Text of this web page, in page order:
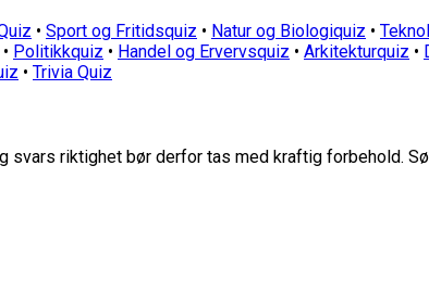
• Sport og Fritidsquiz • Natur og Biologiquiz •
• Politikkquiz • Handel og Ervervsquiz • Arkitekturquiz •
• Trivia Quiz
riktighet bør derfor tas med kraftig forbehold.